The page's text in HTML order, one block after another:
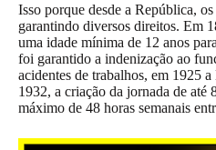
Isso porque desde a República,
garantindo diversos direitos. Em
uma idade mínima de 12 anos
foi garantido a indenização ao
acidentes de trabalhos, em 1925
1932, a criação da jornada de até
máximo de 48 horas semanais